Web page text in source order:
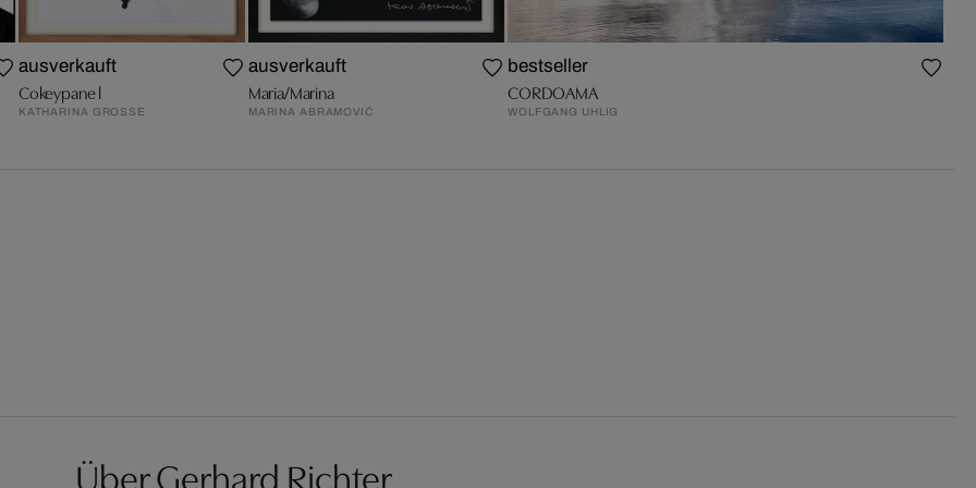
ausverkauft
Cokeypane l
KATHARINA GROSSE
ausverkauft
Maria/Marina
MARINA ABRAMOVIĆ
bestseller
CORDOAMA
WOLFGANG UHLIG
Über Gerhard Richter